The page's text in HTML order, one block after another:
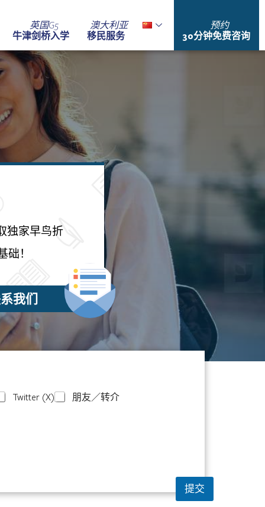
英国G5
牛津剑桥入学
澳大利亚
移民服务
预约
30分钟免费咨询
独家早鸟折
！
我们
Twitter (X) 朋友／转介
提交